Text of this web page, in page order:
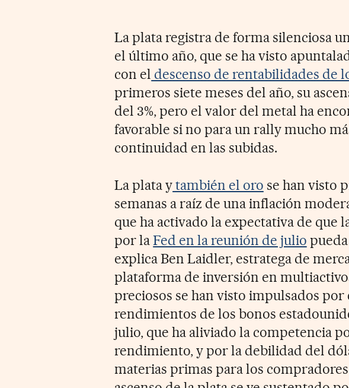
La plata registra de forma silenciosa
el último año, que se ha visto
con el descenso de rentabilidades de
primeros siete meses del año, su
del 3%, pero el valor del metal ha
favorable si no para un rally mucho
continuidad en las subidas.
La plata ytambién el oro se han visto
semanas a raíz de una inflación
que ha activado la expectativa de que
por laFed en la reunión de julio
explica Ben Laidler, estratega de
plataforma de inversión en
preciosos se han visto impulsados por
rendimientos de los bonos
julio, que ha aliviado la competencia
rendimiento, y por la debilidad del
materias primas para los